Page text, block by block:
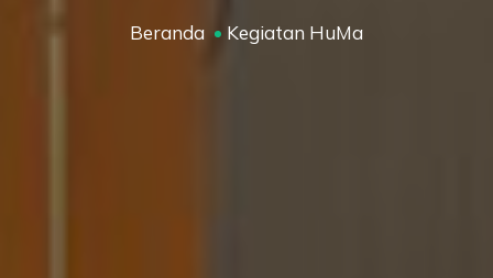
Beranda Kegiatan HuMa